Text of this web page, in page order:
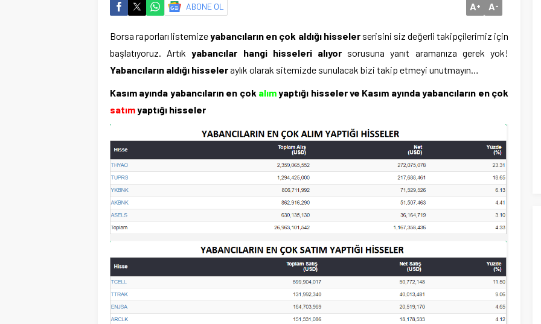
ABONE OL A+ A-
Borsa raporları listemizeyabancıların en çok aldığı hisselerserisini siz değerli takipçilerimiz için
başlatıyoruz. Artıkyabancılar hangi hisseleri alıyor sorusuna yanıt aramanıza gerek yok!
Yabancıların aldığı hisseleraylık olarak sitemizde sunulacak bizi takip etmeyi unutmayın…
Kasım ayında yabancıların en çok alımyaptığı hisseler ve Kasım ayında yabancıların en çok
satımyaptığı hisseler